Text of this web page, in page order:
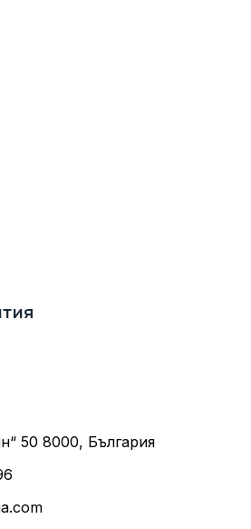
50 8000, България